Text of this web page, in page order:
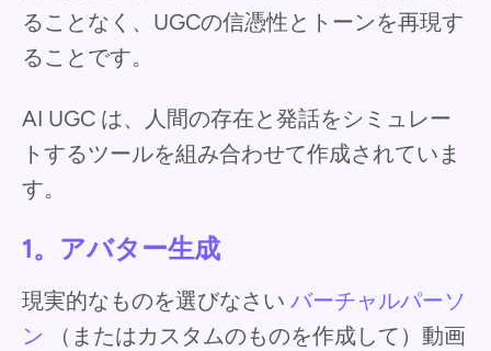
ることなく、UGCの信憑性とトーンを再現す
ることです。
AI UGC は、人間の存在と発話をシミュレー
トするツールを組み合わせて作成されていま
す。
1。アバター生成
現実的なものを選びなさい バーチャルパーソ
ン （またはカスタムのものを作成して）動画